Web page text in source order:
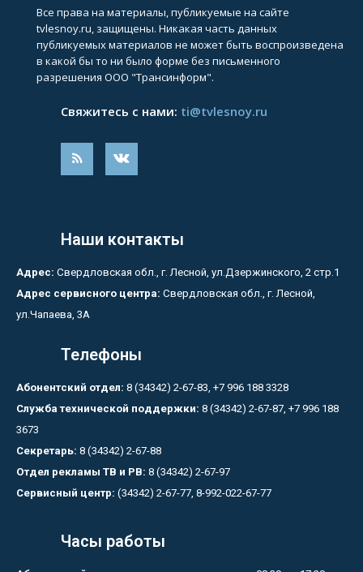
Все права на материалы, публикуемые на сайте
tvlesnoy.ru, защищены. Никакая часть данных
публикуемых материалов не может быть воспроизведена
в какой бы то ни было форме без письменного
разрешения ООО "Трансинформ".
Свяжитесь с нами: ti@tvlesnoy.ru
Наши контакты
Адрес: Свердловская обл., г. Лесной, ул.Дзержинского, 2 стр.1
Адрес сервисного центра: Свердловская обл., г. Лесной,
ул.Чапаева, 3А
Телефоны
Абонентский отдел: 8 (34342) 2-67-83, +7 996 188 3328
Служба технической поддержки: 8 (34342) 2-67-87, +7 996 188
3673
Секретарь: 8 (34342) 2-67-88
Отдел рекламы ТВ и РВ: 8 (34342) 2-67-97
Сервисный центр: (34342) 2-67-77, 8-992-022-67-77
Часы работы